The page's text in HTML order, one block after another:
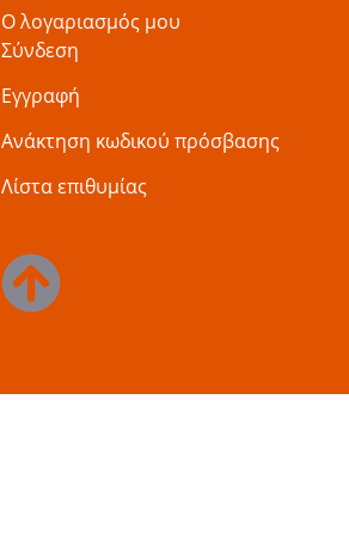
Ο λογαριασμός μου
Σύνδεση
Εγγραφή
Ανάκτηση κωδικού πρόσβασης
Λίστα επιθυμίας